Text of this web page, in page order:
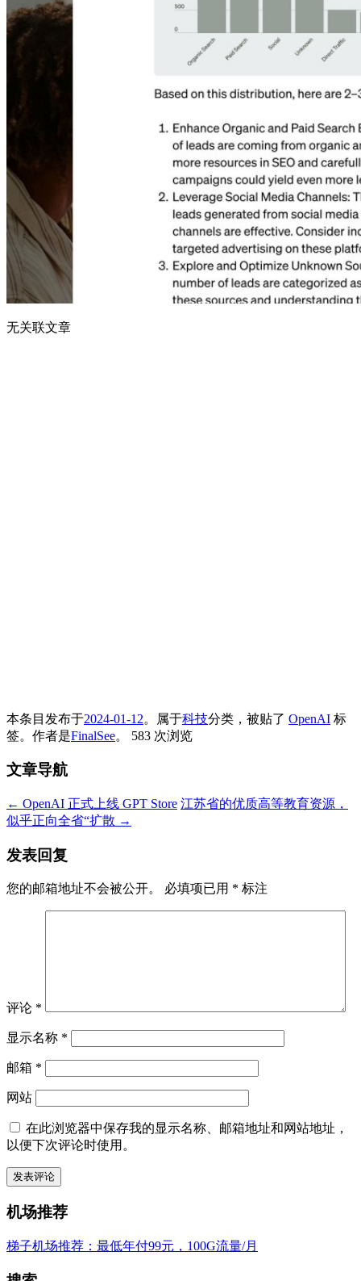
无关联文章
本条目发布于2024-01-12。属于科技分类，被贴了 OpenAI 标
签。 作者是FinalSee。 583 次浏览
文章导航
← OpenAI 正式上线 GPT Store 江苏省的优质高等教育资源，
似乎正向全省“扩散 →
发表回复
您的邮箱地址不会被公开。 必填项已用 * 标注
评论 *
显示名称 *
邮箱 *
网站
在此浏览器中保存我的显示名称、邮箱地址和网站地址，
以便下次评论时使用。
机场推荐
梯子机场推荐：最低年付99元，100G流量/月